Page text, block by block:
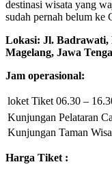
destinasi wisata yang
sudah pernah belum ke
Lokasi: Jl.
Magelang, Jawa
Jam operasional:
loket Tiket 06.30 –
Kunjungan Pelataran
Kunjungan Taman
Harga Tiket :